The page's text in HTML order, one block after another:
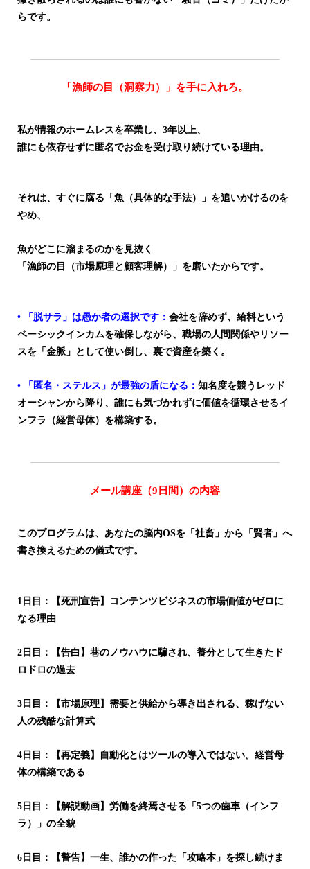
らです。
「漁師の目（洞察力）」を手に入れろ。
私が情報のホームレスを卒業し、3年以上、
誰にも依存せずに匿名でお金を受け取り続けている理由。
それは、すぐに腐る「魚（具体的な手法）」を追いかけるのを
やめ、
魚がどこに溜まるのかを見抜く
「漁師の目（市場原理と顧客理解）」を磨いたからです。
• 「脱サラ」は愚か者の選択です： 会社を辞めず、給料という
ベーシックインカムを確保しながら、職場の人間関係やリソー
スを「金脈」として使い倒し、裏で資産を築く。
• 「匿名・ステルス」が最強の盾になる： 知名度を競うレッド
オーシャンから降り、誰にも気づかれずに価値を循環させるイ
ンフラ（経営母体）を構築する。
メール講座（9日間）の内容
このプログラムは、あなたの脳内OSを「社畜」から「賢者」へ
書き換えるための儀式です。
1日目：【死刑宣告】コンテンツビジネスの市場価値がゼロに
なる理由
2日目：【告白】巷のノウハウに騙され、養分として生きたド
ロドロの過去
3日目：【市場原理】需要と供給から導き出される、稼げない
人の残酷な計算式
4日目：【再定義】自動化とはツールの導入ではない。経営母
体の構築である
5日目：【解説動画】労働を終焉させる「5つの歯車（インフ
ラ）」の全貌
6日目：【警告】一生、誰かの作った「攻略本」を探し続けま